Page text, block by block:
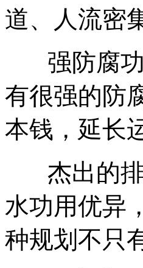
道、人流密
强防腐
有很强的防
本钱，延长
杰出的
水功用优异
种规划不只